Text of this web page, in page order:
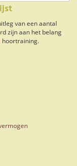
van een aantal
zijn aan het belang
hoortraining.